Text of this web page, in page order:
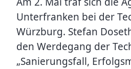
Unterfranken bei der
Würzburg. Stefan
den Werdegang der
„Sanierungsfall,